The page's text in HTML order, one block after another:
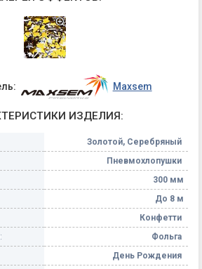
Maxsem
ИЗДЕЛИЯ:
Золотой, Серебряный
Пневмохлопушки
300 мм
До 8 м
Конфетти
Фольга
День Рождения